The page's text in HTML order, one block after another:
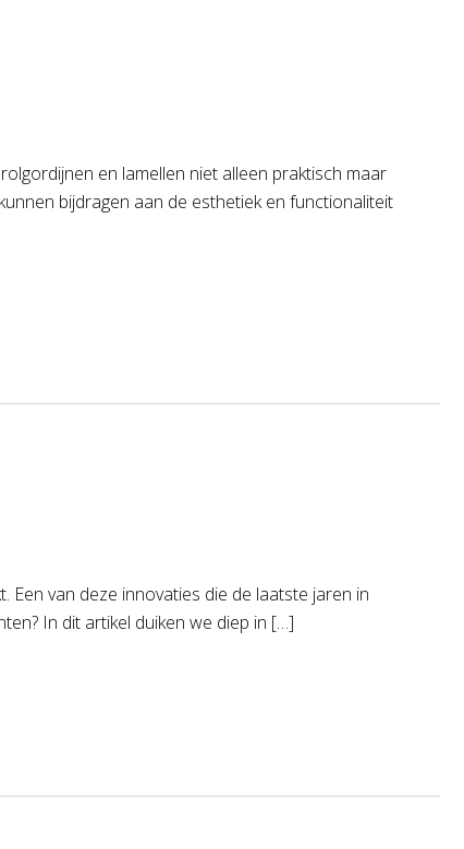
en lamellen niet alleen praktisch maar
bijdragen aan de esthetiek en functionaliteit
van deze innovaties die de laatste jaren in
In dit artikel duiken we diep in […]